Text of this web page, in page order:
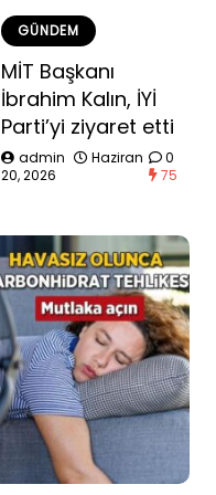
GÜNDEM
MİT Başkanı
İbrahim Kalın, İYİ
Parti’yi ziyaret etti
admin
Haziran
20, 2026
0
75